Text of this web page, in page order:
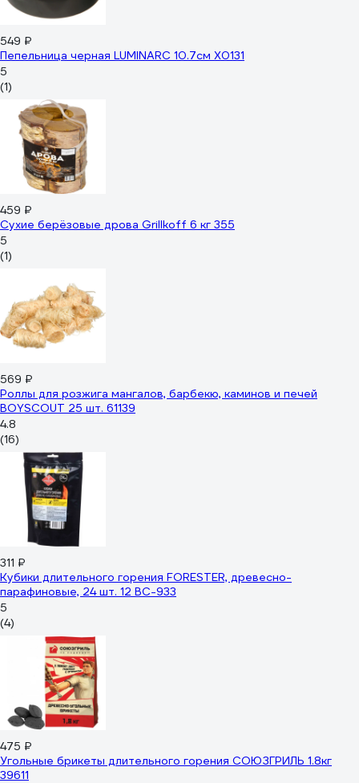
549 ₽
Пепельница черная LUMINARC 10.7см X0131
5
(1)
459 ₽
Сухие берёзовые дрова Grillkoff 6 кг 355
5
(1)
569 ₽
Роллы для розжига мангалов, барбекю, каминов и печей
BOYSCOUT 25 шт. 61139
4.8
(16)
311 ₽
Кубики длительного горения FORESTER, древесно-
парафиновые, 24 шт. 12 BC-933
5
(4)
475 ₽
Угольные брикеты длительного горения СОЮЗГРИЛЬ 1.8кг
39611